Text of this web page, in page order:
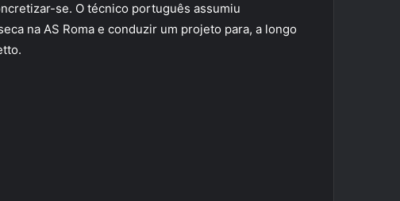
se. O técnico português assumiu
na AS Roma e conduzir um projeto para, a longo